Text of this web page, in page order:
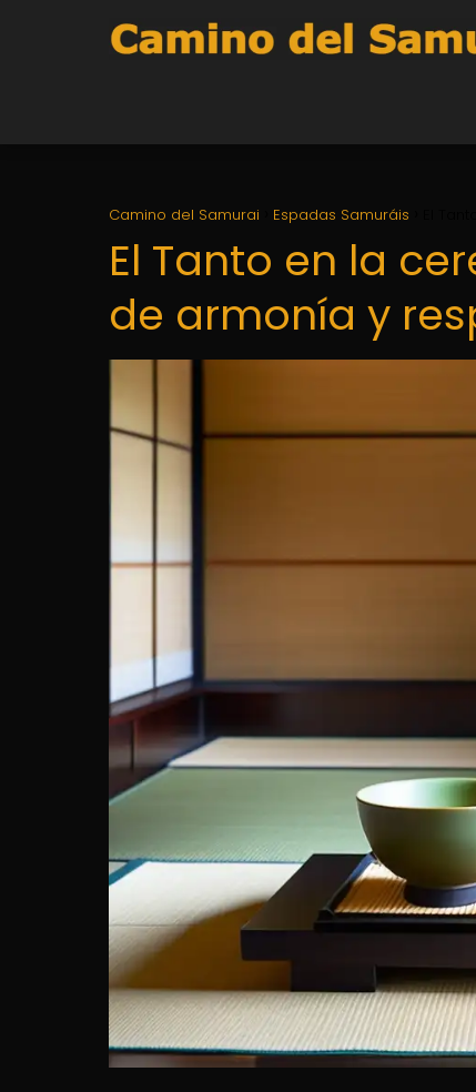
Camino del Samurai Espadas Samuráis
El Tanto en la
de armonía y